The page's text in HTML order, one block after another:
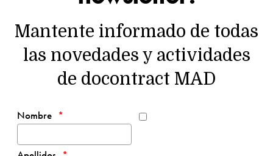
Mantente informado de todas
las novedades y actividades
de docontract MAD
Nombre